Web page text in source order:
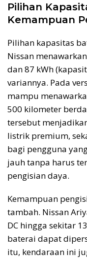
Pilihan
Kemampuan
Pilihan kapasitas
Nissan
dan 87 kWh
variannya. Pada
mampu
500 kilometer
tersebut
listrik premium,
bagi pengguna
jauh tanpa harus
pengisian daya.
Kemampuan
tambah. Nissan
DC hingga sekitar
baterai dapat
itu, kendaraan ini